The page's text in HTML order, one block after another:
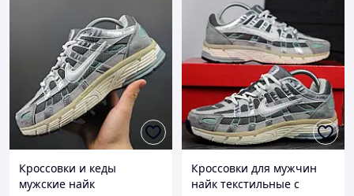
Кроссовки и кеды
мужские найк
Кроссовки для мужчин
найк текстильные с